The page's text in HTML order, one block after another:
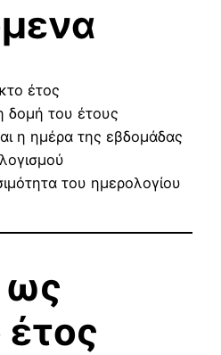
έτος
δομή του έτους
η ημέρα της εβδομάδας
του ημερολογίου
ως
έτος